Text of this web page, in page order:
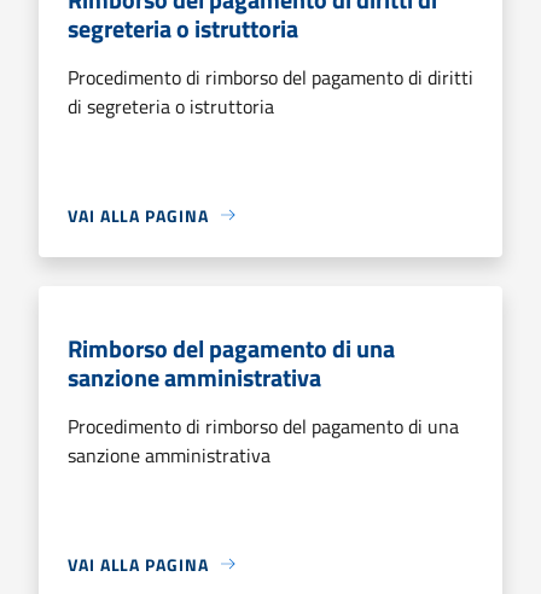
segreteria o istruttoria
Procedimento di rimborso del pagamento di diritti
di segreteria o istruttoria
VAI ALLA PAGINA
Rimborso del pagamento di una
sanzione amministrativa
Procedimento di rimborso del pagamento di una
sanzione amministrativa
VAI ALLA PAGINA